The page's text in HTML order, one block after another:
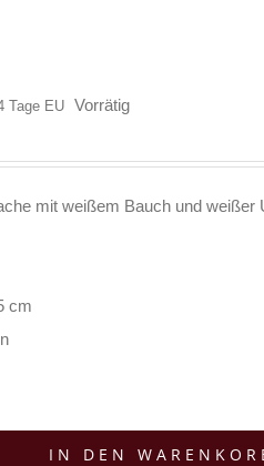
Tage EU
Vorrätig
mit weißem Bauch und weißer
cm
IN DEN